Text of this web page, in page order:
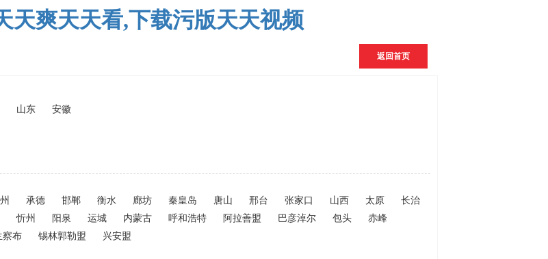
天爽天天看,下载污版天天视频
返回首页
山东 安徽
承德 邯郸 衡水 廊坊 秦皇岛 唐山 邢台 张家口 山西 太原
长治
忻州 阳泉 运城 内蒙古 呼和浩特 阿拉善盟 巴彦淖尔 包头
赤峰
察布 锡林郭勒盟 兴安盟